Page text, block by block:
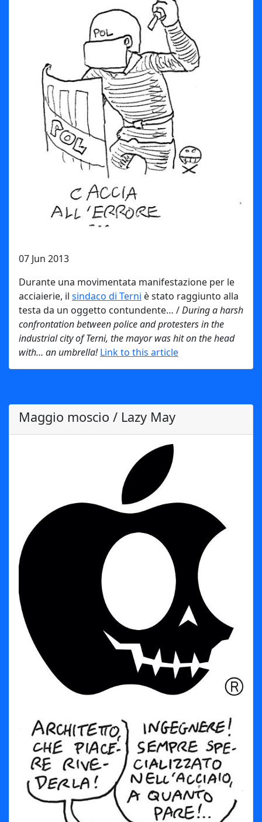
07 Jun 2013
Durante una movimentata manifestazione per le
acciaierie, il sindaco di Terni è stato raggiunto alla
testa da un oggetto contundente… /During a harsh
confrontation between police and protesters in the
industrial city of Terni, the mayor was hit on the head
with… an umbrella! Link to this article
Maggio moscio / Lazy May